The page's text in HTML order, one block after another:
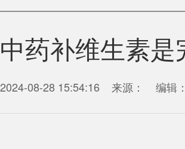
中药补维生素是
2024-08-28 15:54:16 来源： 编辑：